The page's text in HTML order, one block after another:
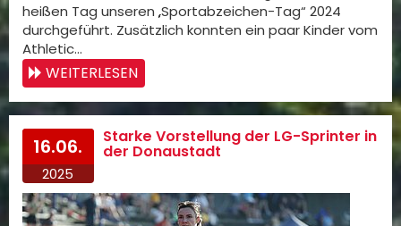
heißen Tag unseren „Sportabzeichen-Tag“ 2024
durchgeführt. Zusätzlich konnten ein paar Kinder vom
Athletic…
WEITERLESEN
16.06.
2025
Starke Vorstellung der LG-Sprinter in
der Donaustadt